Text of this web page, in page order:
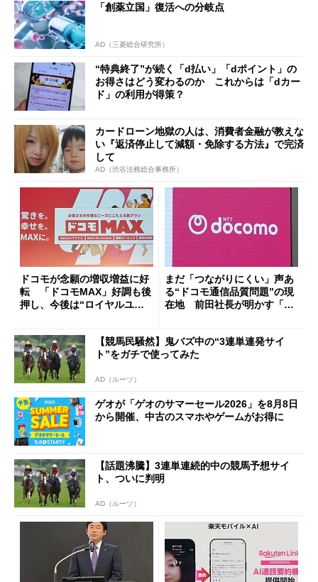
「創薬立国」復活への分岐点
AD（三菱総合研究所）
“特典終了”が続く「d払い」「dポイント」の
お得さはどう変わるのか これからは「dカー
ド」の利用が得策？
カードローン地獄の人は、消費者金融が教えな
い『返済停止して減額・免除する方法』で完済
して
AD（渋谷法務総合事務所）
ドコモが念願の増収増益に好
転 「ドコモMAX」好調も後
押し、今後は“ロイヤルユー
まだ「つながりにくい」声あ
る“ドコモ通信品質問題”の現
在地 前田社長が明かす「道
【競馬民騒然】鬼バズ中の“3連単連発サイ
ト”をガチで使ってみた
AD（ルーツ）
ゲオが「ゲオのサマーセール2026」を8月8日
から開催、中古のスマホやゲームがお得に
【話題沸騰】3連単連続的中の競馬予想サイ
ト、ついに判明
AD（ルーツ）